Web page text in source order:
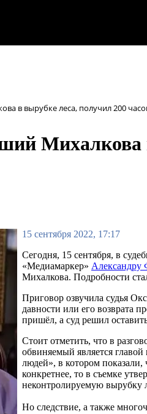
в вырубке леса, получил 200
Михалкова
15 сентября 2022, 17:17
Сегодня, 15 сентября, в
«Медиамаркер» Александру
Михалкова. Подробности
Приговор озвучила судья
давности или его возврата
пришёл, а суд решил
Стоит отметить, что в
обвиняемый является
людей», в котором
конкретнее, то в съемке
неконтролируемую вырубку
Но следствие, а также